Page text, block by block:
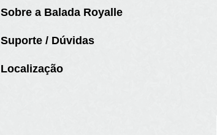
Sobre a Balada Royalle
Suporte / Dúvidas
Localização